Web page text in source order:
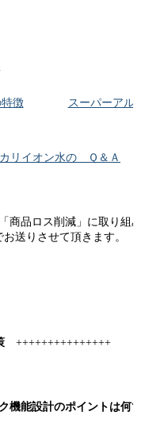
徴 スーパーアル
リイオン水の Ｑ＆Ａ
商品ロス削減」に取り組
送りさせて頂きます。
+++++++++++++++
機能設計のポイントは何